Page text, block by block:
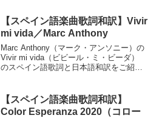
【スペイン語楽曲歌詞和訳】Vivir
mi vida／Marc Anthony
Marc Anthony（マーク・アンソニー）の
Vivir mi vida（ビビール・ミ・ビーダ）
のスペイン語歌詞と日本語和訳をご紹介
ルギッシュな曲です！人生は一度...
【スペイン語楽曲歌詞和訳】
Color Esperanza 2020（コロー